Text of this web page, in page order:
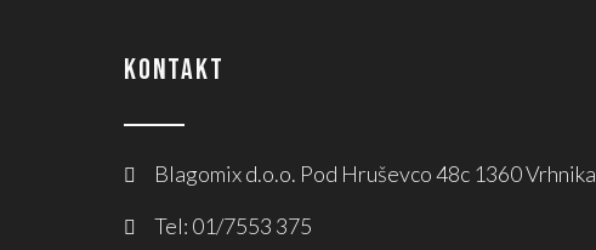
KONTAKT
Blagomix d.o.o. Pod Hruševco 48c 1360 Vrhnika
Tel: 01/7553 375